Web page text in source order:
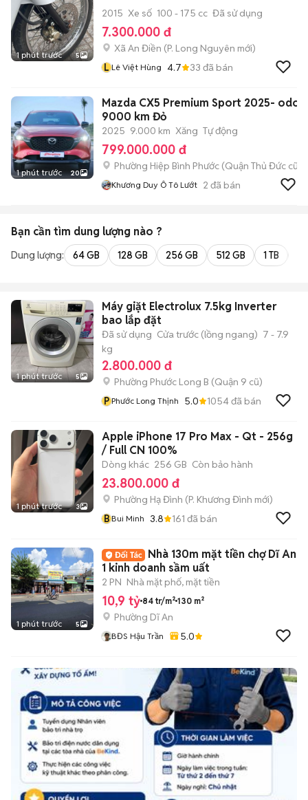
1 phút trước 5
2015 Xe số 100 - 175 cc Đã sử dụng
7.300.000 đ
Xã An Điền (P. Long Nguyên mới)
L Lê Việt Hùng 4.7 33 đã bán
1 phút trước 20
Mazda CX5 Premium Sport 2025- odo
9000 km Đỏ
2025 9.000 km Xăng Tự động
799.000.000 đ
Phường Hiệp Bình Phước (Quận Thủ Đức cũ)
Khương Duy Ô Tô Lướt 2 đã bán
Bạn cần tìm dung lượng nào ?
Dung lượng: 64 GB 128 GB 256 GB 512 GB 1 TB
1 phút trước 5
Máy giặt Electrolux 7.5kg Inverter
bao lắp đặt
Đã sử dụng Cửa trước (lồng ngang) 7 - 7.9
kg
2.800.000 đ
Phường Phước Long B (Quận 9 cũ)
P Phước Long Thịnh 5.0 1054đã bán
1 phút trước 3
Apple iPhone 17 Pro Max - Qt - 256g
/ Full CN 100%
Dòng khác 256 GB Còn bảo hành
23.800.000 đ
Phường Hạ Đình (P. Khương Đình mới)
BBui Minh 3.8 161 đã bán
1 phút trước 5
Nhà 130m mặt tiền chợ Dĩ An
1 kinh doanh sầm uất
2 PN Nhà mặt phố, mặt tiền
10,9 tỷ 84 tr/m² 130 m²
Phường Dĩ An
BĐS Hậu Trần 5.0